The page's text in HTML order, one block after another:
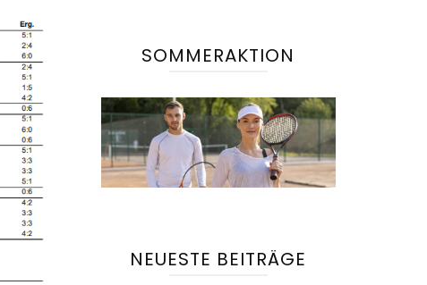
SOMMERAKTION
NEUESTE BEITRÄGE